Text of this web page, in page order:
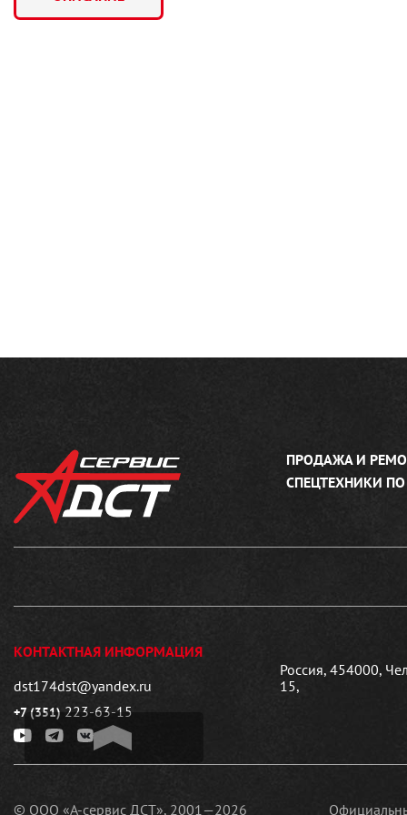
ПРОДАЖА И
СПЕЦТЕХНИКИ
КОНТАКТНАЯ ИНФОРМАЦИЯ
dst174dst@yandex.ru
+7 (351) 223-63-15
Россия, 454000,
15,
© ООО «А-сервис ДСТ», 2001—2026